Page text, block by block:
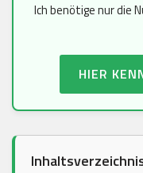
Ich benötige nur die
HIER